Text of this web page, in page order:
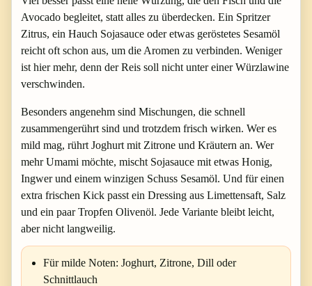
Avocado begleitet, statt alles zu überdecken. Ein Spritzer
Zitrus, ein Hauch Sojasauce oder etwas geröstetes Sesamöl
reicht oft schon aus, um die Aromen zu verbinden. Weniger
ist hier mehr, denn der Reis soll nicht unter einer Würzlawine
verschwinden.
Besonders angenehm sind Mischungen, die schnell
zusammengerührt sind und trotzdem frisch wirken. Wer es
mild mag, rührt Joghurt mit Zitrone und Kräutern an. Wer
mehr Umami möchte, mischt Sojasauce mit etwas Honig,
Ingwer und einem winzigen Schuss Sesamöl. Und für einen
extra frischen Kick passt ein Dressing aus Limettensaft, Salz
und ein paar Tropfen Olivenöl. Jede Variante bleibt leicht,
aber nicht langweilig.
Für milde Noten: Joghurt, Zitrone, Dill oder
Schnittlauch